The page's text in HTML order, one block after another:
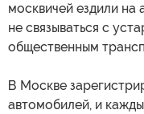
москвичей ездили на
не связываться с
общественным
В Москве
автомобилей, и